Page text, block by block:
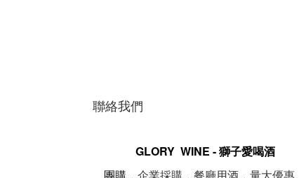
聯絡我們
GLORY WINE - 獅子愛喝酒
團購， 企業採購，餐廳用酒，量大優惠。